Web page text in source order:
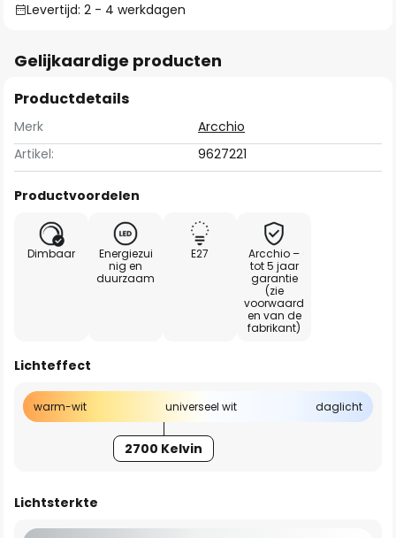
Levertijd: 2 - 4 werkdagen
Gelijkaardige producten
Productdetails
Merk
Arcchio
Artikel:
9627221
Productvoordelen
Dimbaar
Energiezui
nig en
duurzaam
E27
Arcchio –
tot 5 jaar
garantie
(zie
voorwaard
en van de
fabrikant)
Lichteffect
warm-wit universeel wit daglicht
2700 Kelvin
Lichtsterkte